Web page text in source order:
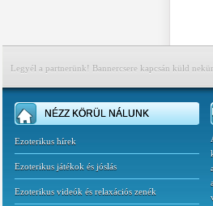
Legyél a partnerünk! Bannercsere kapcsán küld
NÉZZ KÖRÜL NÁLUNK
Ezoterikus hírek
Ezoterikus játékok és jóslás
Ezoterikus videók és relaxációs zenék